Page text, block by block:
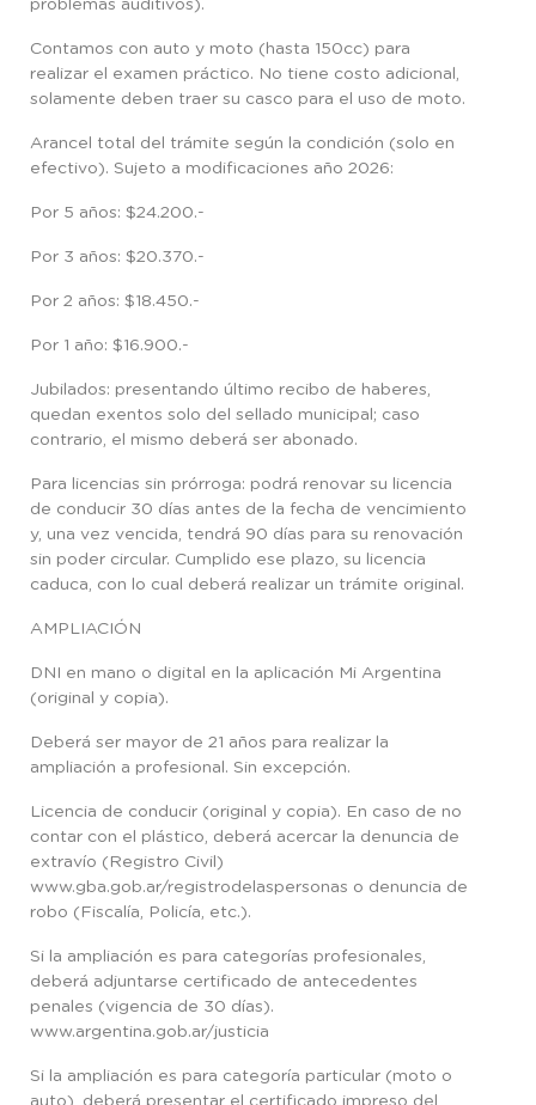
problemas auditivos).
Contamos con auto y moto (hasta 150cc) para
realizar el examen práctico. No tiene costo adicional,
solamente deben traer su casco para el uso de moto.
Arancel total del trámite según la condición (solo en
efectivo). Sujeto a modificaciones año 2026:
Por 5 años: $24.200.-
Por 3 años: $20.370.-
Por 2 años: $18.450.-
Por 1 año: $16.900.-
Jubilados: presentando último recibo de haberes,
quedan exentos solo del sellado municipal; caso
contrario, el mismo deberá ser abonado.
Para licencias sin prórroga: podrá renovar su licencia
de conducir 30 días antes de la fecha de vencimiento
y, una vez vencida, tendrá 90 días para su renovación
sin poder circular. Cumplido ese plazo, su licencia
caduca, con lo cual deberá realizar un trámite original.
AMPLIACIÓN
DNI en mano o digital en la aplicación Mi Argentina
(original y copia).
Deberá ser mayor de 21 años para realizar la
ampliación a profesional. Sin excepción.
Licencia de conducir (original y copia). En caso de no
contar con el plástico, deberá acercar la denuncia de
extravío (Registro Civil)
www.gba.gob.ar/registrodelaspersonas o denuncia de
robo (Fiscalía, Policía, etc.).
Si la ampliación es para categorías profesionales,
deberá adjuntarse certificado de antecedentes
penales (vigencia de 30 días).
www.argentina.gob.ar/justicia
Si la ampliación es para categoría particular (moto o
auto), deberá presentar el certificado impreso del